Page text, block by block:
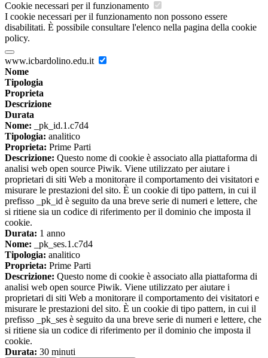
Cookie necessari per il funzionamento
I cookie necessari per il funzionamento non possono essere
disabilitati. È possibile consultare l'elenco nella pagina della cookie
policy.
www.icbardolino.edu.it
Nome
Tipologia
Proprieta
Descrizione
Durata
Nome: _pk_id.1.c7d4
Tipologia: analitico
Proprieta: Prime Parti
Descrizione: Questo nome di cookie è associato alla piattaforma di
analisi web open source Piwik. Viene utilizzato per aiutare i
proprietari di siti Web a monitorare il comportamento dei visitatori e
misurare le prestazioni del sito. È un cookie di tipo pattern, in cui il
prefisso _pk_id è seguito da una breve serie di numeri e lettere, che
si ritiene sia un codice di riferimento per il dominio che imposta il
cookie.
Durata: 1 anno
Nome: _pk_ses.1.c7d4
Tipologia: analitico
Proprieta: Prime Parti
Descrizione: Questo nome di cookie è associato alla piattaforma di
analisi web open source Piwik. Viene utilizzato per aiutare i
proprietari di siti Web a monitorare il comportamento dei visitatori e
misurare le prestazioni del sito. È un cookie di tipo pattern, in cui il
prefisso _pk_ses è seguito da una breve serie di numeri e lettere, che
si ritiene sia un codice di riferimento per il dominio che imposta il
cookie.
Durata: 30 minuti